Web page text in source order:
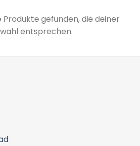
Produkte gefunden, die deiner
entsprechen.